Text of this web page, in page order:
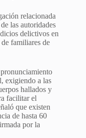
relacionada
las autoridades
delictivos en
familiares de
exigiendo a las
hallados y
facilitar el
que existen
de hasta 60
por la